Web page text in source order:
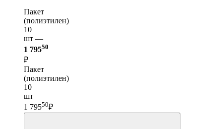
Пакет
(полиэтилен)
10
шт —
1 79550
₽
Пакет
(полиэтилен)
10
шт
1 79550₽